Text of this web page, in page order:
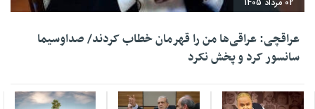
عراقچی: عراقی‌ها من را قهرمان خطاب کردند/ صداوسیما
سانسور کرد و پخش نکرد